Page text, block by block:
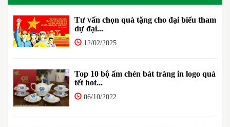
Tư vấn chọn quà tặng cho đại biểu tham
dự đại...
12/02/2025
Top 10 bộ ấm chén bát tràng in logo quà
tết hot...
06/10/2022